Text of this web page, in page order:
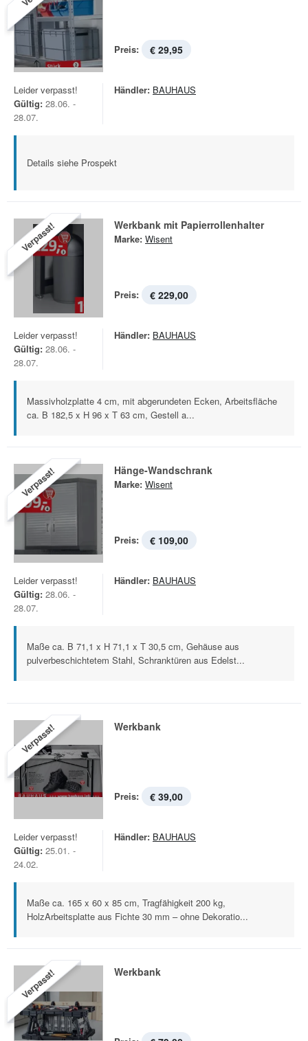
Preis: € 29,95
Leider verpasst!
Gültig: 28.06. -
28.07.
Händler: BAUHAUS
Details siehe Prospekt
Verpasst! Werkbank mit Papierrollenhalter
Marke: Wisent
Preis: € 229,00
Leider verpasst!
Gültig: 28.06. -
28.07.
Händler: BAUHAUS
Massivholzplatte 4 cm, mit abgerundeten Ecken, Arbeitsfläche
ca. B 182,5 x H 96 x T 63 cm, Gestell a...
Verpasst! Hänge-Wandschrank
Marke: Wisent
Preis: € 109,00
Leider verpasst!
Gültig: 28.06. -
28.07.
Händler: BAUHAUS
Maße ca. B 71,1 x H 71,1 x T 30,5 cm, Gehäuse aus
pulverbeschichtetem Stahl, Schranktüren aus Edelst...
Verpasst! Werkbank
Preis: € 39,00
Leider verpasst!
Gültig: 25.01. -
24.02.
Händler: BAUHAUS
Maße ca. 165 x 60 x 85 cm, Tragfähigkeit 200 kg,
HolzArbeitsplatte aus Fichte 30 mm – ohne Dekoratio...
Verpasst! Werkbank